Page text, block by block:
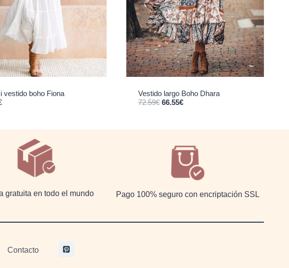
vestido boho Fiona
Vestido largo Boho Dhara
72.59€ El precio original era: 72.59€.
66.55€El precio actual es: 66.55€.
gratuita en todo el mundo Pago 100% seguro con encriptación SSL
Contacto